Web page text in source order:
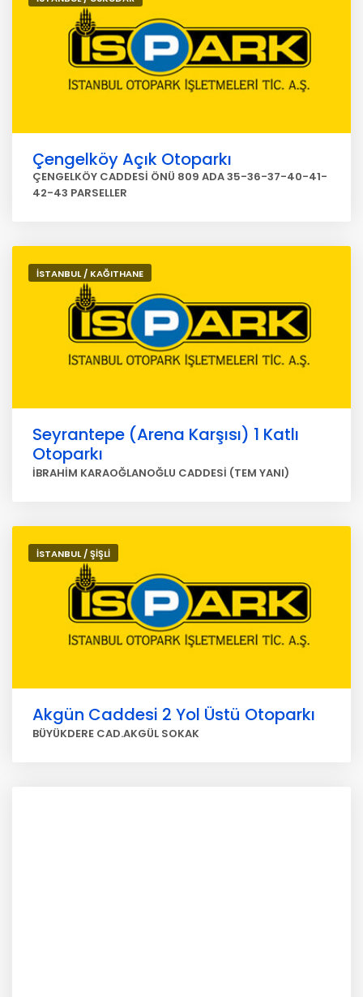
Çengelköy Açık Otoparkı
ÇENGELKÖY CADDESİ ÖNÜ 809 ADA 35-36-37-40-41-
42-43 PARSELLER
İSTANBUL / KAĞITHANE
Seyrantepe (Arena Karşısı) 1 Katlı
Otoparkı
İBRAHİM KARAOĞLANOĞLU CADDESİ (TEM YANI)
İSTANBUL / ŞİŞLİ
Akgün Caddesi 2 Yol Üstü Otoparkı
BÜYÜKDERE CAD.AKGÜL SOKAK